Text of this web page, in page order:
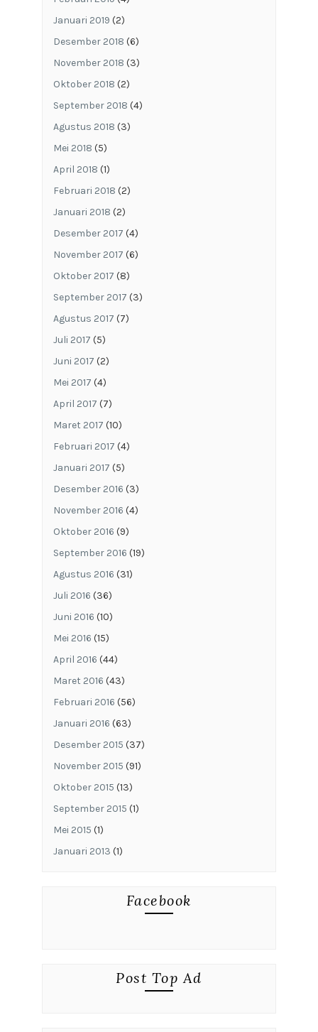
Januari 2019 (2)
Desember 2018 (6)
November 2018 (3)
Oktober 2018 (2)
September 2018 (4)
Agustus 2018 (3)
Mei 2018 (5)
April 2018 (1)
Februari 2018 (2)
Januari 2018 (2)
Desember 2017 (4)
November 2017 (6)
Oktober 2017 (8)
September 2017 (3)
Agustus 2017 (7)
Juli 2017 (5)
Juni 2017 (2)
Mei 2017 (4)
April 2017 (7)
Maret 2017 (10)
Februari 2017 (4)
Januari 2017 (5)
Desember 2016 (3)
November 2016 (4)
Oktober 2016 (9)
September 2016 (19)
Agustus 2016 (31)
Juli 2016 (36)
Juni 2016 (10)
Mei 2016 (15)
April 2016 (44)
Maret 2016 (43)
Februari 2016 (56)
Januari 2016 (63)
Desember 2015 (37)
November 2015 (91)
Oktober 2015 (13)
September 2015 (1)
Mei 2015 (1)
Januari 2013 (1)
Facebook
Post Top Ad